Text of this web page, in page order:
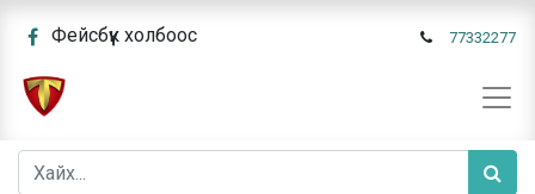
Фейсбүүк холбоос 77332277